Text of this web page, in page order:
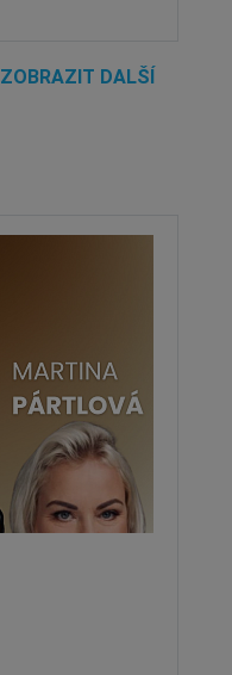
ZOBRAZIT DALŠÍ